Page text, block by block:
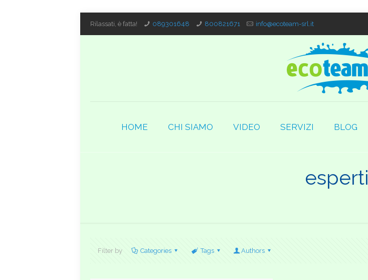
Rilassati, è fatta! 089301648 800821671 info@ecoteam-srl.it
HOME CHI SIAMO VIDEO SERVIZI BLOG
esperti
Filter by Categories Tags Authors